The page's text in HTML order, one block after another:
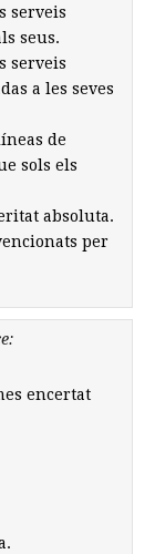
serveis
seus.
serveis
a les seves
de
sols els
absoluta.
per
encertat